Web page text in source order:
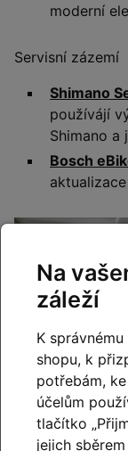
moderní
Servisní zázemí
Shimano
používájí
Shimano a
Bosch
Na
záleží
K
shopu, k
potřebám,
účelům
tlačítko
jejich